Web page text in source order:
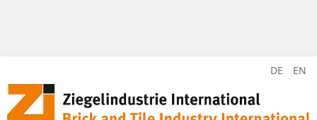
DE EN